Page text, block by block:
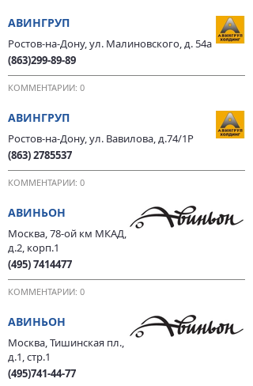
АВИНГРУП
Ростов-на-Дону, ул. Малиновского, д. 54а
(863)299-89-89
КОММЕНТАРИИ: 0
АВИНГРУП
Ростов-на-Дону, ул. Вавилова, д.74/1Р
(863) 2785537
КОММЕНТАРИИ: 0
АВИНЬОН
Москва, 78-ой км МКАД,
д.2, корп.1
(495) 7414477
КОММЕНТАРИИ: 0
АВИНЬОН
Москва, Тишинская пл.,
д.1, стр.1
(495)741-44-77